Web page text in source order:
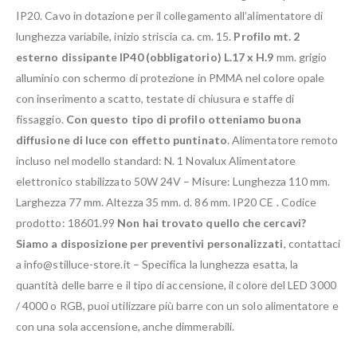
IP20. Cavo in dotazione per il collegamento all’alimentatore di
lunghezza variabile, inizio striscia ca. cm. 15. Profilo mt. 2
esterno dissipante IP40 (obbligatorio) L.17 x H.9 mm. grigio
alluminio con schermo di protezione in PMMA nel colore opale
con inserimento a scatto, testate di chiusura e staffe di
fissaggio. Con questo tipo di profilo otteniamo buona
diffusione di luce con effetto puntinato. Alimentatore remoto
incluso nel modello standard: N. 1 Novalux Alimentatore
elettronico stabilizzato 50W 24V – Misure: Lunghezza 110 mm.
Larghezza 77 mm. Altezza 35 mm. d. 86 mm. IP20 CE . Codice
prodotto: 18601.99 Non hai trovato quello che cercavi?
Siamo a disposizione per preventivi personalizzati, contattaci
a info@stilluce-store.it – Specifica la lunghezza esatta, la
quantità delle barre e il tipo di accensione, il colore del LED 3000
/ 4000 o RGB, puoi utilizzare più barre con un solo alimentatore e
con una sola accensione, anche dimmerabili.